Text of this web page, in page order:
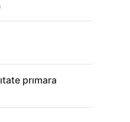
prımara